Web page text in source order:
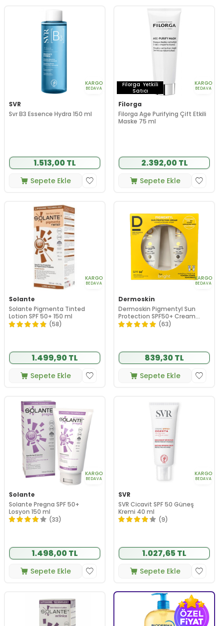
KARGO
BEDAVA
SVR
Svr B3 Essence Hydra 150 ml
1.513,00 TL
Sepete Ekle
Filorga Yetkili
Satıcı
KARGO
BEDAVA
Filorga
Filorga Age Purifying Çift Etkili
Maske 75 ml
2.392,00 TL
Sepete Ekle
KARGO
BEDAVA
Solante
Solante Pigmenta Tinted
Lotion SPF 50+ 150 ml
(58)
1.499,90 TL
Sepete Ekle
KARGO
BEDAVA
Dermoskin
Dermoskin Pigmentyl Sun
Protection SPF50+ Cream
75ml | İkili Paket
(63)
839,30 TL
Sepete Ekle
KARGO
BEDAVA
Solante
Solante Pregna SPF 50+
Losyon 150 ml
(33)
1.498,00 TL
Sepete Ekle
KARGO
BEDAVA
SVR
SVR Cicavit SPF 50 Güneş
Kremi 40 ml
(9)
1.027,65 TL
Sepete Ekle